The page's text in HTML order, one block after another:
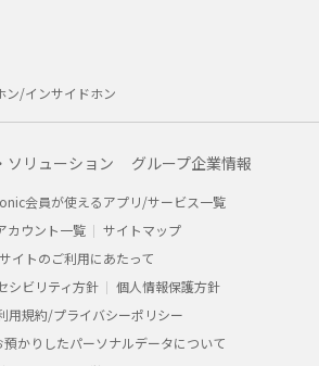
ン/インサイドホン
ソリューション グループ企業情報
会員が使えるアプリ/サービス一覧
カウント一覧
サイトマップ
サイトのご利用にあたって
シビリティ方針
個人情報保護方針
用規約/プライバシーポリシー
預かりしたパーソナルデータについて